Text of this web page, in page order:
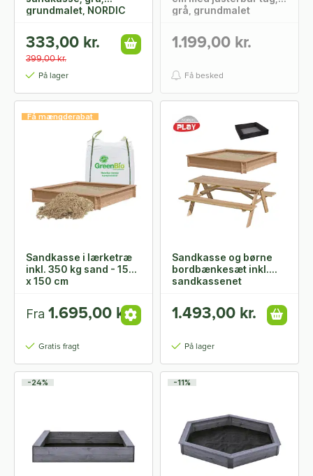
grundmalet, NORDIC
333,00 kr.
399,00 kr.
På lager
grå, grundmalet
1.199,00 kr.
Få besked
Få mængderabat
Sandkasse i lærketræ
inkl. 350 kg sand - 150
x 150 cm
Fra 1.695,00 kr.
Gratis fragt
Sandkasse og børne
bordbænkesæt inkl.
sandkassenet
1.493,00 kr.
På lager
-24% -11%